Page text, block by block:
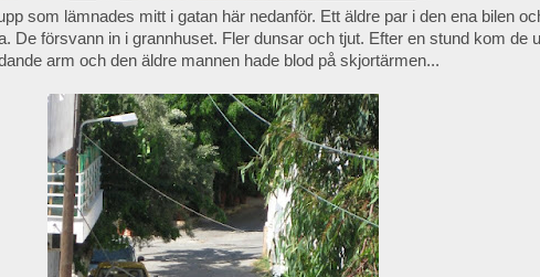
som lämnades mitt i gatan här nedanför. Ett äldre par i den ena bilen
De försvann in i grannhuset. Fler dunsar och tjut. Efter en stund kom de
arm och den äldre mannen hade blod på skjortärmen...